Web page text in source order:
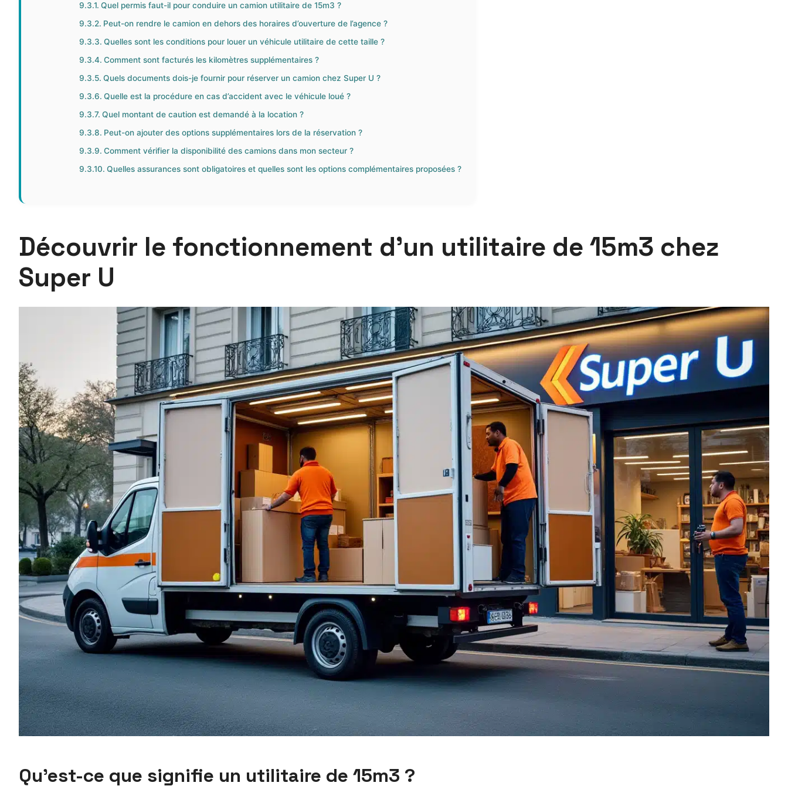
Quel permis faut-il pour conduire un camion utilitaire de 15m3 ?
Peut-on rendre le camion en dehors des horaires d’ouverture de l’agence ?
Quelles sont les conditions pour louer un véhicule utilitaire de cette taille ?
Comment sont facturés les kilomètres supplémentaires ?
Quels documents dois-je fournir pour réserver un camion chez Super U ?
Quelle est la procédure en cas d’accident avec le véhicule loué ?
Quel montant de caution est demandé à la location ?
Peut-on ajouter des options supplémentaires lors de la réservation ?
Comment vérifier la disponibilité des camions dans mon secteur ?
Quelles assurances sont obligatoires et quelles sont les options complémentaires proposées ?
Découvrir le fonctionnement d’un utilitaire de 15m3 chez
Super U
Qu’est-ce que signifie un utilitaire de 15m3 ?